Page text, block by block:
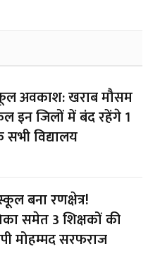
अवकाश: खराब मौसम
इन जिलों में बंद रहेंगे 1
विद्यालय
बना रणक्षेत्र!
समेत 3 शिक्षकों की
मोहम्मद सरफराज